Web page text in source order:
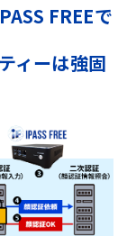
FREEで
ィーは強固